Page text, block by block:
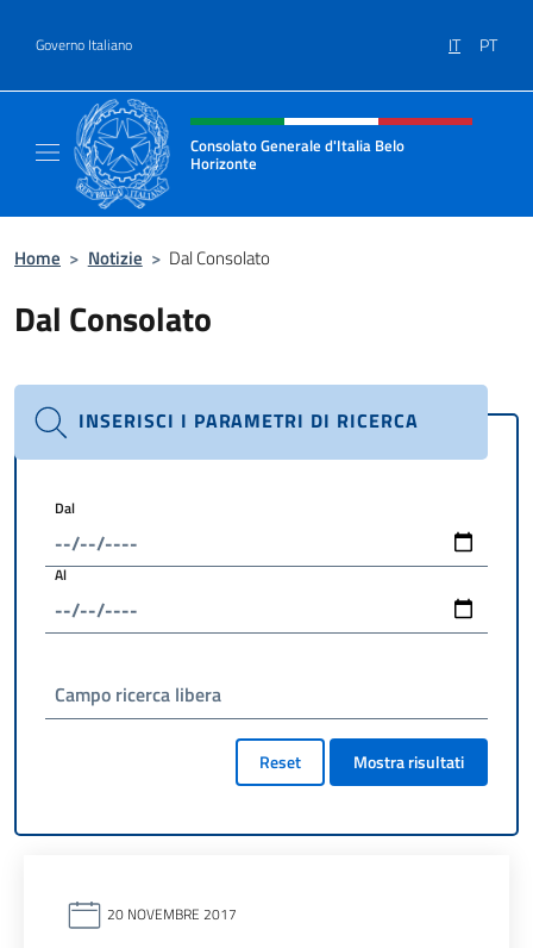
Governo Italiano IT PT
Intestazione sito, social e menù
Consolato Generale d'Italia Belo
Horizonte
Home > Notizie > Dal Consolato
Dal Consolato
INSERISCI I PARAMETRI DI RICERCA
Dal
Al
Campo ricerca libera
Reset Mostra risultati
20 NOVEMBRE 2017